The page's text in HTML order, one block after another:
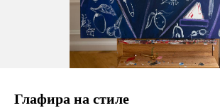
Глафира на стиле